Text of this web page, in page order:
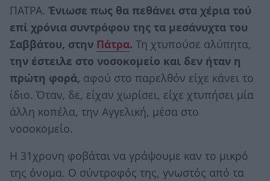
ΠΑΤΡΑ. Ένιωσε πως θα πεθάνει στα χέρια τού
επί χρόνια συντρόφου της τα μεσάνυχτα του
Σαββάτου, στην Πάτρα. Τη χτυπούσε αλύπητα,
την έστειλε στο νοσοκομείο και δεν ήταν η
πρώτη φορά, αφού στο παρελθόν είχε κάνει το
ίδιο. Όταν, δε, είχαν χωρίσει, είχε χτυπήσει μία
άλλη κοπέλα, την Αγγελική, μέσα στο
νοσοκομείο.
Η 31χρονη φοβάται να γράψουμε καν το μικρό
της όνομα. Ο σύντροφός της, γνωστός από τα